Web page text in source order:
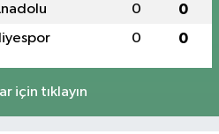
0 0
0 0
için tıklayın